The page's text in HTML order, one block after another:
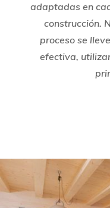
adaptadas en
construcción.
proceso se
efectiva,